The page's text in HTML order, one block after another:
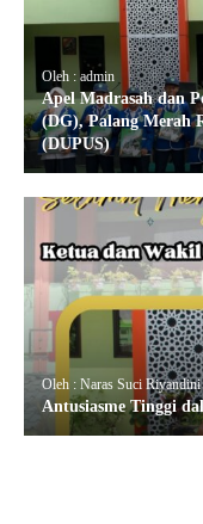
Oleh : admin
Apel Madrasah dan
(DG), Palang Merah
(DUPUS)
Oleh : Naras Suci Riyandini
Antusiasme Tinggi